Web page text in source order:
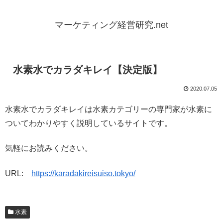
マーケティング経営研究.net
水素水でカラダキレイ【決定版】
2020.07.05
水素水でカラダキレイは水素カテゴリーの専門家が水素に
ついてわかりやすく説明しているサイトです。
気軽にお読みください。
URL: https://karadakireisuiso.tokyo/
水素